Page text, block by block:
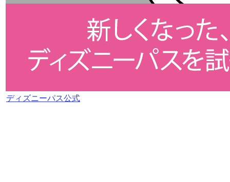
ディズニーパス公式